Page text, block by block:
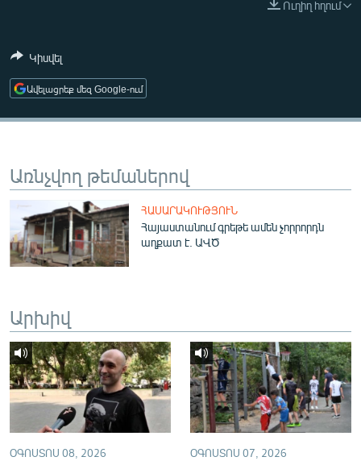
ՄԵԿՆԱԲԱՆՈՒԹՅՈՒՆ
ԱՐԽԻՎ
ՏԵՍԱՆՅՈՒԹԵՐ
ԲԱՆԱՎԵՃ
Հայերեն
English
Русский
ՀԵՏԵՎԵՔ ՄԵԶ
Ուղիղ հղում
Կիսվել
Ավելացրեք մեզ Google-ում
Առնչվող թեմաներով
ՀԱՍԱՐԱԿՈՒԹՅՈՒՆ
Հայաստանում գրեթե ամեն չորրորդն
աղքատ է. ԱՎԾ
Արխիվ
ՕԳՈՍՏՈՍ 08, 2026 ՕԳՈՍՏՈՍ 07, 2026